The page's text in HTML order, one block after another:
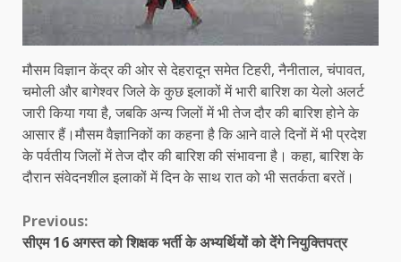
मौसम विज्ञान केंद्र की ओर से देहरादून समेत टिहरी, नैनीताल, चंपावत,
चमोली और बागेश्वर जिले के कुछ इलाकों में भारी बारिश का येलो अलर्ट
जारी किया गया है, जबकि अन्य जिलों में भी तेज दौर की बारिश होने के
आसार हैं।मौसम वैज्ञानिकों का कहना है कि आने वाले दिनों में भी प्रदेश
के पर्वतीय जिलों में तेज दौर की बारिश की संभावना है। कहा, बारिश के
दौरान संवेदनशील इलाकों में दिन के साथ रात को भी सतर्कता बरतें।
Continue
Previous:
सीएम 16 अगस्त को शिक्षक भर्ती के अभ्यर्थियों को देंगे नियुक्तिपत्र